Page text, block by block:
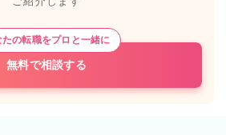
たの転職をプロと一緒に
無料で相談する